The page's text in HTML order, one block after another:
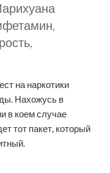
на наркотики
Нахожусь в
в коем случае
тот пакет, который